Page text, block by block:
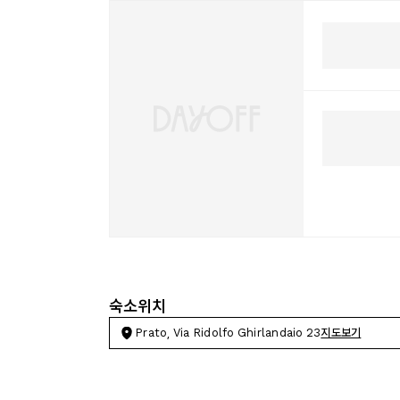
숙소위치
Prato, Via Ridolfo Ghirlandaio 23지도보기